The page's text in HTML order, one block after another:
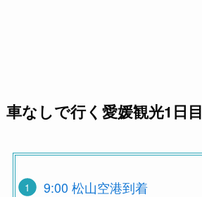
車なしで行く愛媛観光1日目
9:00 松山空港到着